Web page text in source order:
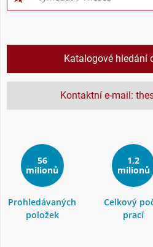
Katalogové hledání
Kontaktní e-mail:
56
milionů
Prohledávaných
položek
1,2
milionů
Celkový
prací